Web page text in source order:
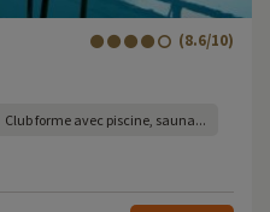
(8.6/10)
Club forme avec piscine, sauna...